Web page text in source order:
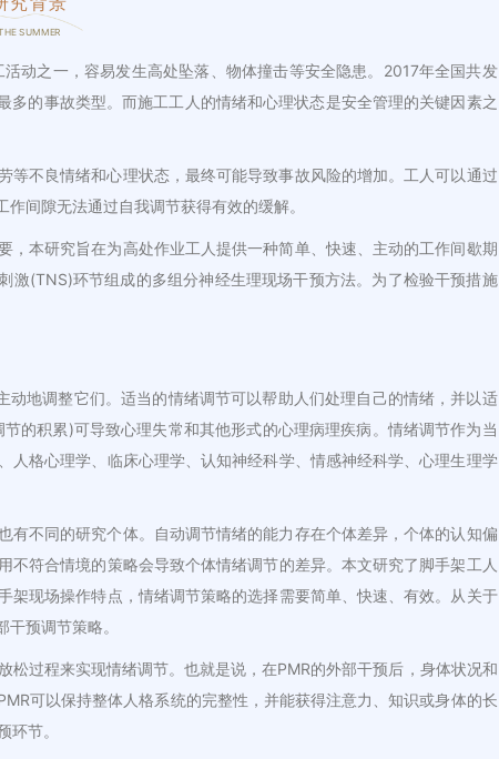
SUMMER
动之一，容易发生高处坠落、物体撞击等安全隐患。2017年全国共发
的事故类型。而施工工人的情绪和心理状态是安全管理的关键因素之
不良情绪和心理状态，最终可能导致事故风险的增加。工人可以通过
间隙无法通过自我调节获得有效的缓解。
本研究旨在为高处作业工人提供一种简单、快速、主动的工作间歇期
激(TNS)环节组成的多组分神经生理现场干预方法。为了检验干预措施
地调整它们。适当的情绪调节可以帮助人们处理自己的情绪，并以适
的积累)可导致心理失常和其他形式的心理病理疾病。情绪调节作为当
格心理学、临床心理学、认知神经科学、情感神经科学、心理生理学
不同的研究个体。自动调节情绪的能力存在个体差异，个体的认知偏
符合情境的策略会导致个体情绪调节的差异。本文研究了脚手架工人
现场操作特点，情绪调节策略的选择需要简单、快速、有效。从关于
预调节策略。
过程来实现情绪调节。也就是说，在PMR的外部干预后，身体状况和
可以保持整体人格系统的完整性，并能获得注意力、知识或身体的长
环节。